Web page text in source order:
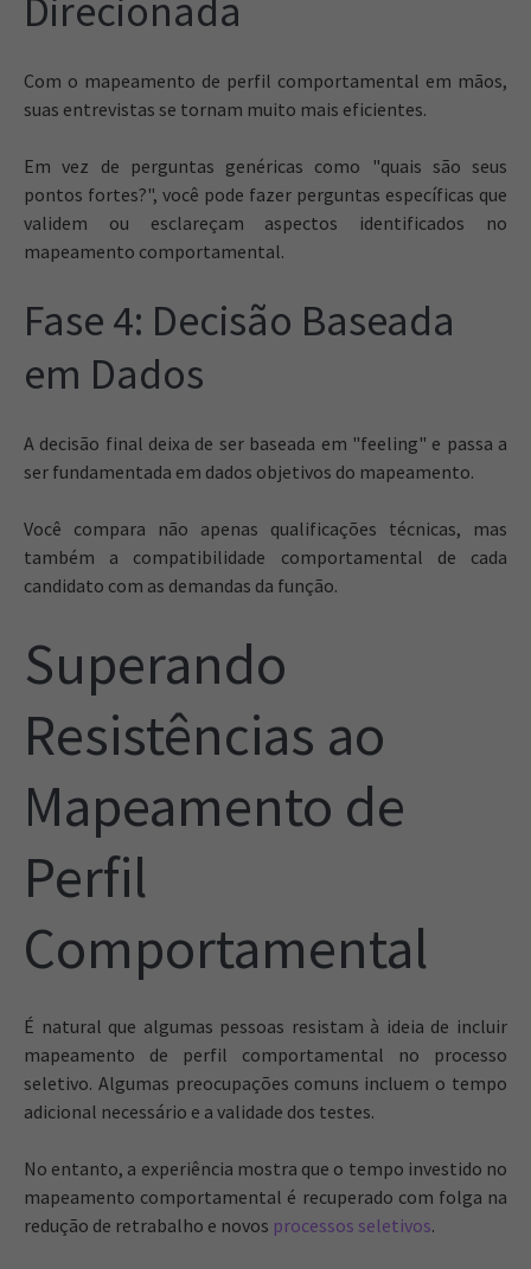
Direcionada
Com o mapeamento de perfil comportamental em mãos,
suas entrevistas se tornam muito mais eficientes.
Em vez de perguntas genéricas como "quais são seus
pontos fortes?", você pode fazer perguntas específicas que
validem ou esclareçam aspectos identificados no
mapeamento comportamental.
Fase 4: Decisão Baseada
em Dados
A decisão final deixa de ser baseada em "feeling" e passa a
ser fundamentada em dados objetivos do mapeamento.
Você compara não apenas qualificações técnicas, mas
também a compatibilidade comportamental de cada
candidato com as demandas da função.
Superando
Resistências ao
Mapeamento de
Perfil
Comportamental
É natural que algumas pessoas resistam à ideia de incluir
mapeamento de perfil comportamental no processo
seletivo. Algumas preocupações comuns incluem o tempo
adicional necessário e a validade dos testes.
No entanto, a experiência mostra que o tempo investido no
mapeamento comportamental é recuperado com folga na
redução de retrabalho e novos processos seletivos.